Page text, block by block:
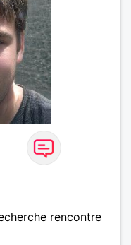
rencontre